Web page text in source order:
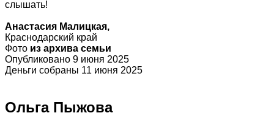
слышать!
Анастасия Малицкая,
Краснодарский край
Фото из архива семьи
Опубликовано 9 июня 2025
Деньги собраны 11 июня 2025
Ольга Пыжова